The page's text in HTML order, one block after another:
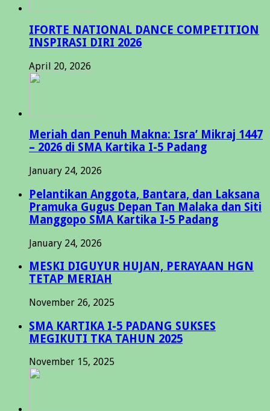
IFORTE NATIONAL DANCE COMPETITION
INSPIRASI DIRI 2026
April 20, 2026
Meriah dan Penuh Makna: Isra’ Mikraj 1447
– 2026 di SMA Kartika I-5 Padang
January 24, 2026
Pelantikan Anggota, Bantara, dan Laksana
Pramuka Gugus Depan Tan Malaka dan Siti
Manggopo SMA Kartika I-5 Padang
January 24, 2026
MESKI DIGUYUR HUJAN, PERAYAAN HGN
TETAP MERIAH
November 26, 2025
SMA KARTIKA I-5 PADANG SUKSES
MEGIKUTI TKA TAHUN 2025
November 15, 2025